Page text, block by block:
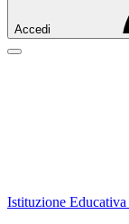
Accedi
Istituzione Educativa